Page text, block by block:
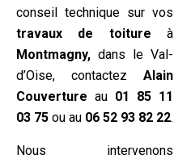
conseil technique sur vos
travaux de toiture à
Montmagny, dans le Val-
d’Oise, contactez Alain
Couverture au 01 85 11
03 75 ou au 06 52 93 82 22.
Nous intervenons